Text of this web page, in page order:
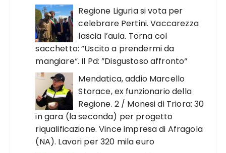
Regione Liguria si vota per
celebrare Pertini. Vaccarezza
lascia l’aula. Torna col
sacchetto: ”Uscito a prendermi da
mangiare“. Il Pd: ”Disgustoso affronto“
Mendatica, addio Marcello
Storace, ex funzionario della
Regione. 2 / Monesi di Triora: 30
in gara (la seconda) per progetto
riqualificazione. Vince impresa di Afragola
(NA). Lavori per 320 mila euro